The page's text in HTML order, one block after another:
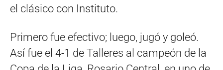
el clásico con Instituto.
Primero fue efectivo; luego, jugó y goleó.
Así fue el 4-1 de Talleres al campeón de la